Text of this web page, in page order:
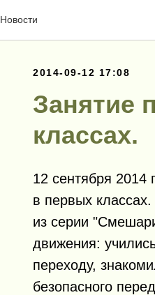
Новости
2014-09-12 17:08
Занятие
классах.
12 сентября
в первых
из серии
движения:
переходу,
безопасного